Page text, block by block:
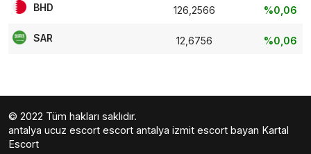
BHD 126,2566 %0,06
SAR 12,6756 %0,06
© 2022 Tüm hakları saklıdır.
antalya ucuz escort escort antalya izmit escort bayan Kartal
Escort